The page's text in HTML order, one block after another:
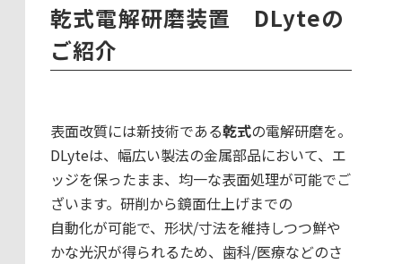
乾式電解研磨装置 DLyteの
ご紹介
表面改質には新技術である乾式の電解研磨を。
DLyteは、幅広い製法の金属部品において、エ
ッジを保ったまま、均一な表面処理が可能でご
ざいます。研削から鏡面仕上げまでの
自動化が可能で、形状/寸法を維持しつつ鮮や
かな光沢が得られるため、歯科/医療などのさ